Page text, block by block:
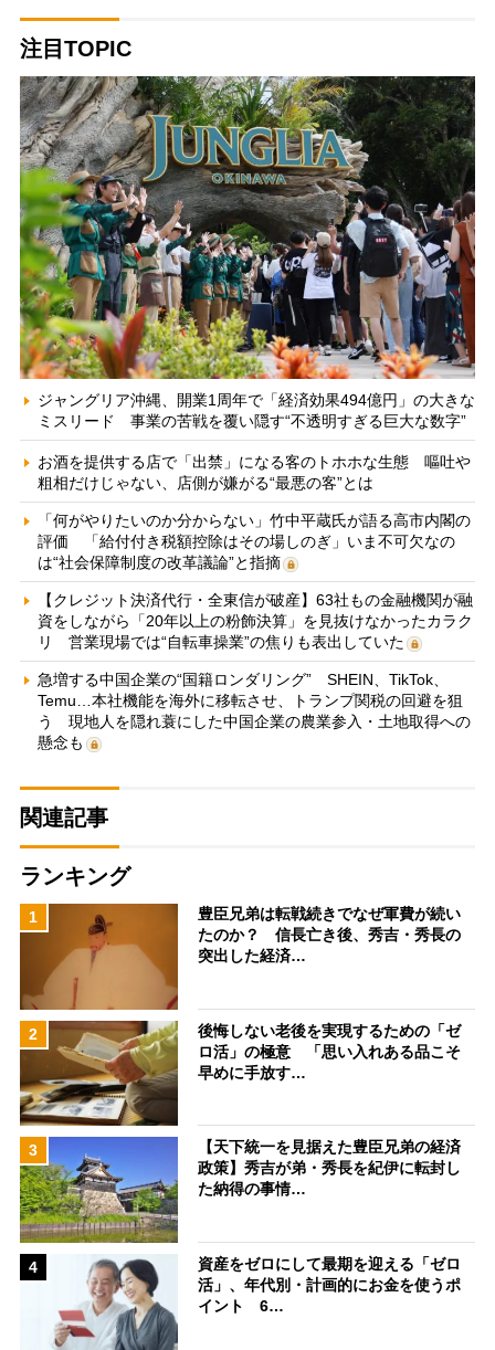
注目TOPIC
ジャングリア沖縄、開業1周年で「経済効果494億円」の大きな
ミスリード 事業の苦戦を覆い隠す“不透明すぎる巨大な数字”
お酒を提供する店で「出禁」になる客のトホホな生態 嘔吐や
粗相だけじゃない、店側が嫌がる“最悪の客”とは
「何がやりたいのか分からない」竹中平蔵氏が語る高市内閣の
評価 「給付付き税額控除はその場しのぎ」いま不可欠なの
は“社会保障制度の改革議論”と指摘
【クレジット決済代行・全東信が破産】63社もの金融機関が融
資をしながら「20年以上の粉飾決算」を見抜けなかったカラク
リ 営業現場では“自転車操業”の焦りも表出していた
急増する中国企業の“国籍ロンダリング” SHEIN、TikTok、
Temu…本社機能を海外に移転させ、トランプ関税の回避を狙
う 現地人を隠れ蓑にした中国企業の農業参入・土地取得への
懸念も
関連記事
ランキング
1
豊臣兄弟は転戦続きでなぜ軍費が続い
たのか？ 信長亡き後、秀吉・秀長の
突出した経済…
2
後悔しない老後を実現するための「ゼ
ロ活」の極意 「思い入れある品こそ
早めに手放す…
3
【天下統一を見据えた豊臣兄弟の経済
政策】秀吉が弟・秀長を紀伊に転封し
た納得の事情…
4
資産をゼロにして最期を迎える「ゼロ
活」、年代別・計画的にお金を使うポ
イント 6…